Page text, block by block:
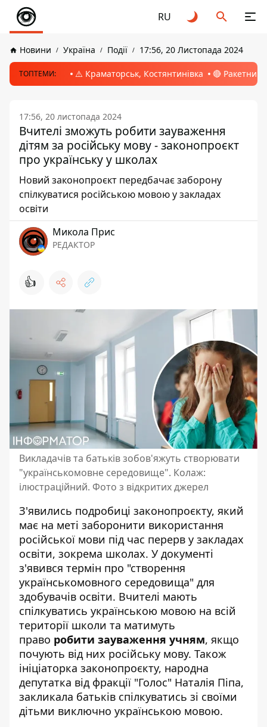
RU
Новини Україна Події 17:56, 20 Листопада 2024
ТОПТЕМИ: ⚠️ Краматорськ, Костянтинівка 🔴 Ракетний
17:56, 20 листопада 2024
Вчителі зможуть робити зауваження
дітям за російську мову - законопроєкт
про українську у школах
Новий законопроєкт передбачає заборону
спілкуватися російською мовою у закладах
освіти
Микола Прис
РЕДАКТОР
👍
Викладачів та батьків зобов'яжуть створювати
"українськомовне середовище". Колаж:
ілюстраційний. Фото з відкритих джерел
З'явились подробиці законопроєкту, який
має на меті заборонити використання
російської мови під час перерв у закладах
освіти, зокрема школах. У документі
з'явився термін про "створення
українськомовного середовища" для
здобувачів освіти. Вчителі мають
спілкуватись українською мовою на всій
території школи та матимуть
право робити зауваження учням, якщо
почують від них російську мову. Також
ініціаторка законопроєкту, народна
депутатка від фракції "Голос" Наталія Піпа,
закликала батьків спілкуватись зі своїми
дітьми виключно українською мовою.